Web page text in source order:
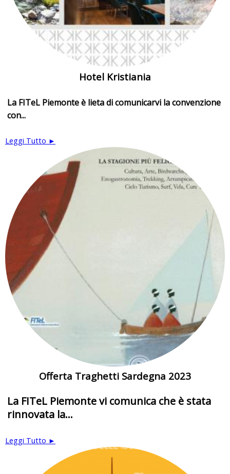
Hotel Kristiania
La FITeL Piemonte è lieta di comunicarvi la convenzione
con...
Leggi Tutto ►
Offerta Traghetti Sardegna 2023
La FITeL Piemonte vi comunica che è stata
rinnovata la...
Leggi Tutto ►